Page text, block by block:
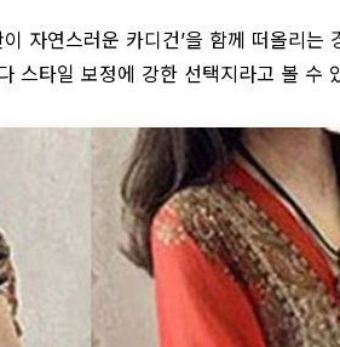
자연스러운 카디건’을 함께 떠올리
스타일 보정에 강한 선택지라고 볼 수